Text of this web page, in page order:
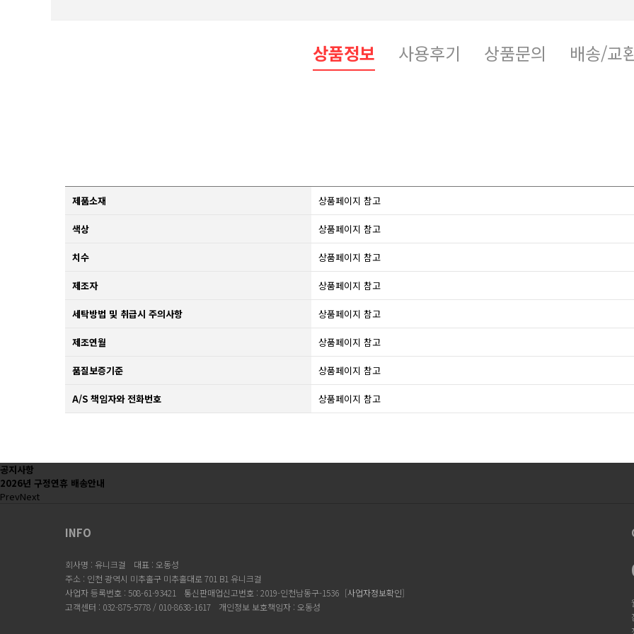
상품정보 사용후기 상품문의 배송/교
제품소재 상품페이지 참고
색상 상품페이지 참고
치수 상품페이지 참고
제조자 상품페이지 참고
세탁방법 및 취급시 주의사항 상품페이지 참고
제조연월 상품페이지 참고
품질보증기준 상품페이지 참고
A/S 책임자와 전화번호 상품페이지 참고
공지사항
2026년 구정연휴 배송안내
PrevNext
INFO
회사명 : 유니크걸
대표 : 오동성
주소 : 인천 광역시 미추홀구 미추홀대로 701 B1 유니크걸
사업자 등록번호 : 508-61-93421
통신판매업신고번호 : 2019-인천남동구-1536 [사업자정보확인]
고객센터 : 032-875-5778 / 010-8638-1617
개인정보 보호책임자 : 오동성